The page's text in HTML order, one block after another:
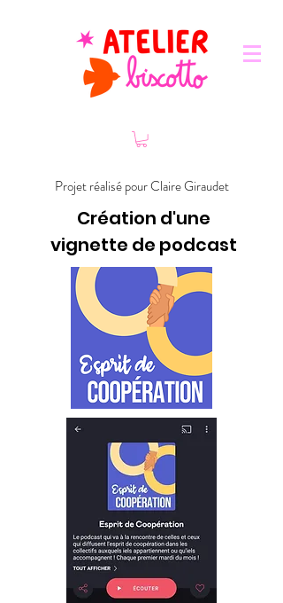
Projet réalisé pour Claire Giraudet
Création d'une
vignette de podcast